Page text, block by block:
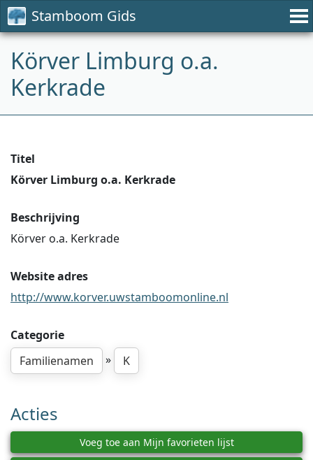
Stamboom Gids
Körver Limburg o.a.
Kerkrade
Titel
Körver Limburg o.a. Kerkrade
Beschrijving
Körver o.a. Kerkrade
Website adres
http://www.korver.uwstamboomonline.nl
Categorie
Familienamen
» K
Acties
Voeg toe aan Mijn favorieten lijst